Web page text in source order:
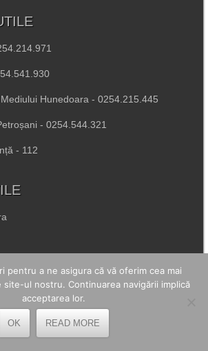
Hunedoara - 0254.215.445
- 0254.544.321
- 112
pentru a ne asigura că vă oferim cea mai
site-ul nostru. Continuarea navigării implică
acceptarea lor.
OK READ MORE